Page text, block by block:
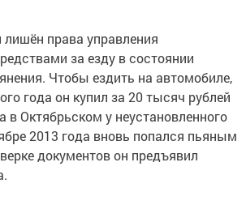
права управления
за езду в состоянии
Чтобы ездить на автомобиле,
года он купил за 20 тысяч рублей
в Октябрьском у неустановленного
2013 года вновь попался пьяным
документов он предъявил